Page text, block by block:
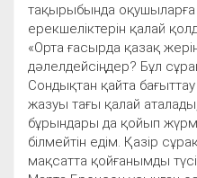
тақырыбында
ерекшеліктерін қалай
«Орта ғасырда қазақ
дәлелдейсіңдер? Бұл
Сондықтан қайта
жазуы тағы қалай
бұрындары да қойып
білмейтін едім. Қазір
мақсатта қойғанымды